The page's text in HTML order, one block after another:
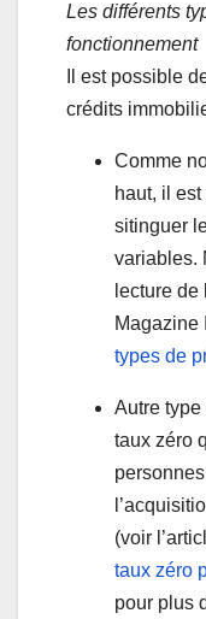
Les différents
fonctionnement
Il est possible
crédits
Comme
haut, il
sitinguer
variables.
lecture de
Magazine
types de
Autre type
taux zéro
(voir
taux zéro
pour plus